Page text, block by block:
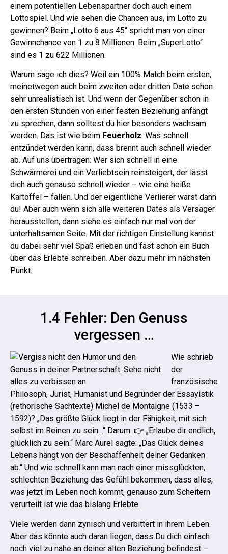
einem potentiellen Lebenspartner doch auch einem
Lottospiel. Und wie sehen die Chancen aus, im Lotto zu
gewinnen? Beim „Lotto 6 aus 45“ spricht man von einer
Gewinnchance von 1 zu 8 Millionen. Beim „SuperLotto“
sind es 1 zu 622 Millionen.
Warum sage ich dies? Weil ein 100% Match beim ersten,
meinetwegen auch beim zweiten oder dritten Date schon
sehr unrealistisch ist. Und wenn der Gegenüber schon in
den ersten Stunden von einer festen Beziehung anfängt
zu sprechen, dann solltest du hier besonders wachsam
werden. Das ist wie beim Feuerholz: Was schnell
entzündet werden kann, dass brennt auch schnell wieder
ab. Auf uns übertragen: Wer sich schnell in eine
Schwärmerei und ein Verliebtsein reinsteigert, der lässt
dich auch genauso schnell wieder – wie eine heiße
Kartoffel – fallen. Und der eigentliche Verlierer wärst dann
du! Aber auch wenn sich alle weiteren Dates als Versager
herausstellen, dann siehe es einfach nur mal von der
unterhaltsamen Seite. Mit der richtigen Einstellung kannst
du dabei sehr viel Spaß erleben und fast schon ein Buch
über das Erlebte schreiben. Aber dazu mehr im nächsten
Punkt.
1.4 Fehler: Den Genuss
vergessen …
Wie schrieb
der
französische
Philosoph, Jurist, Humanist und Begründer der Essayistik
(rethorische Sachtexte) Michel de Montaigne (1533 –
1592)? „Das größte Glück liegt in der Fähigkeit, mit sich
selbst im Reinen zu sein…“ Darum: 👉 „Erlaube dir endlich,
glücklich zu sein.“ Marc Aurel sagte: „Das Glück deines
Lebens hängt von der Beschaffenheit deiner Gedanken
ab.“ Und wie schnell kann man nach einer missglückten,
schlechten Beziehung das Gefühl bekommen, dass alles,
was jetzt im Leben noch kommt, genauso zum Scheitern
verurteilt ist wie das bislang Erlebte.
Viele werden dann zynisch und verbittert in ihrem Leben.
Aber das könnte auch daran liegen, dass Du dich einfach
noch viel zu nahe an deiner alten Beziehung befindest –